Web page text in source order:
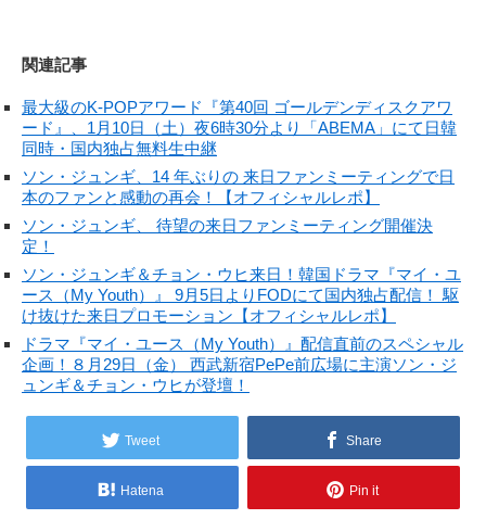
関連記事
最大級のK-POPアワード『第40回 ゴールデンディスクアワ
ード』、1月10日（土）夜6時30分より「ABEMA」にて日韓
同時・国内独占無料生中継
ソン・ジュンギ、14 年ぶりの 来日ファンミーティングで日
本のファンと感動の再会！【オフィシャルレポ】
ソン・ジュンギ、 待望の来日ファンミーティング開催決
定！
ソン・ジュンギ＆チョン・ウヒ来日！韓国ドラマ『マイ・ユ
ース（My Youth）』 9月5日よりFODにて国内独占配信！ 駆
け抜けた来日プロモーション【オフィシャルレポ】
ドラマ『マイ・ユース（My Youth）』配信直前のスペシャル
企画！８月29日（金） 西武新宿PePe前広場に主演ソン・ジ
ュンギ＆チョン・ウヒが登壇！
Tweet Share
Hatena Pin it